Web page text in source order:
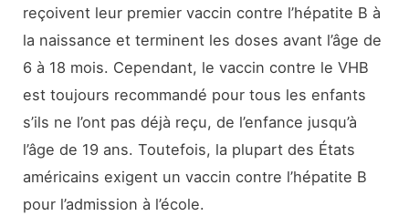
reçoivent leur premier vaccin contre l’hépatite B à
la naissance et terminent les doses avant l’âge de
6 à 18 mois. Cependant, le vaccin contre le VHB
est toujours recommandé pour tous les enfants
s’ils ne l’ont pas déjà reçu, de l’enfance jusqu’à
l’âge de 19 ans. Toutefois, la plupart des États
américains exigent un vaccin contre l’hépatite B
pour l’admission à l’école.